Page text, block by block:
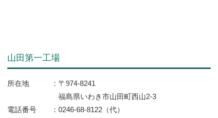
山田第一工場
所在地
〒974-8241
福島県いわき市山田町西山2-3
電話番号
0246-68-8122（代）